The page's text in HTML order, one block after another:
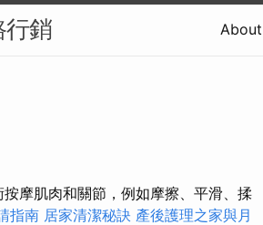
行銷 About
摩肌肉和關節，例如摩擦、平滑、揉
指南 居家清潔秘訣 產後護理之家與月